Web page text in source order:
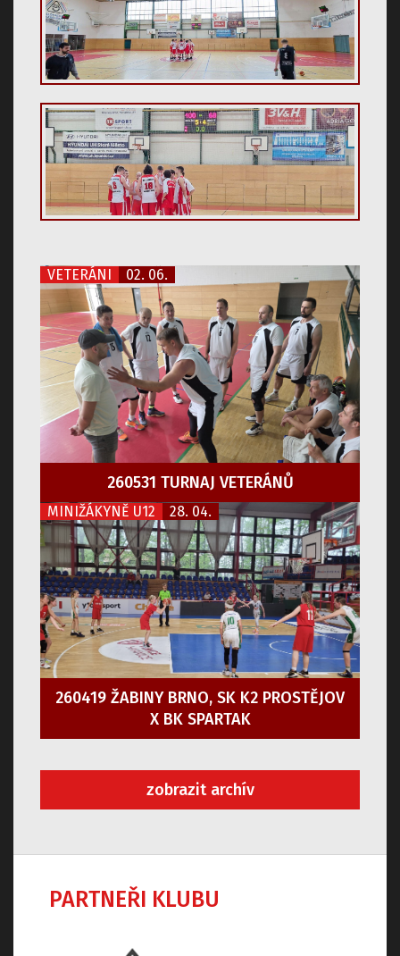
VETERÁNI 02. 06.
260531 TURNAJ VETERÁNŮ
MINIŽÁKYNĚ U12 28. 04.
260419 ŽABINY BRNO, SK K2 PROSTĚJOV
X BK SPARTAK
zobrazit archív
PARTNEŘI KLUBU